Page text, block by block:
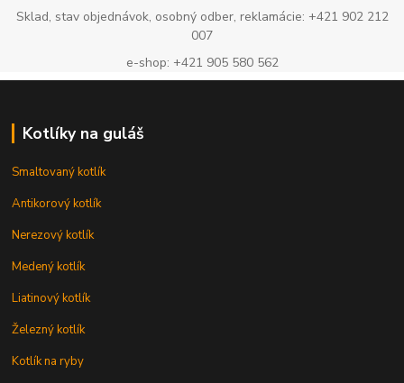
Sklad, stav objednávok, osobný odber, reklamácie: +421 902 212
007
e-shop: +421 905 580 562
Kotlíky na guláš
Smaltovaný kotlík
Antikorový kotlík
Nerezový kotlík
Medený kotlík
Liatinový kotlík
Železný kotlík
Kotlík na ryby